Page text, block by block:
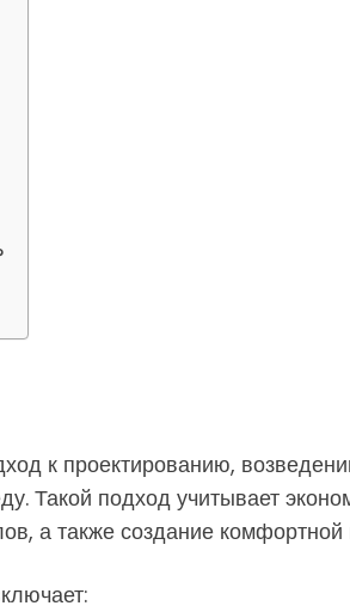
к проектированию,
подход учитывает
а также создание